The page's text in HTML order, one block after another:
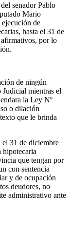
senador Pablo
Mario
de
hasta el 31 de
por lo
de ningún
mientras el
la Ley Nº
o dilación
que le brinda
el 31 de diciembre
hipotecaria
que tengan por
con sentencia
y de ocupación
deudores, no
administrativo ante